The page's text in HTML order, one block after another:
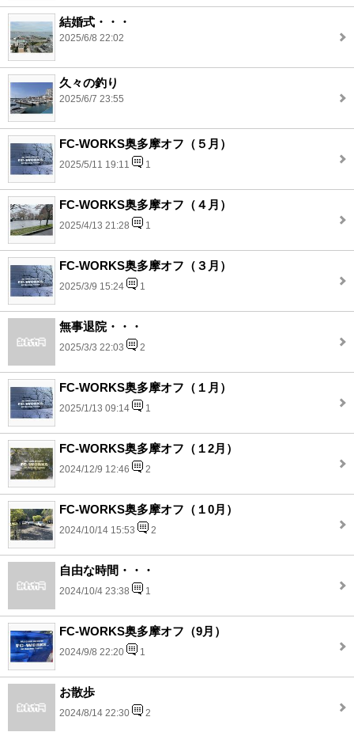
結婚式・・・
2025/6/8 22:02
久々の釣り
2025/6/7 23:55
FC-WORKS奥多摩オフ（５月）
2025/5/11 19:11 1
FC-WORKS奥多摩オフ（４月）
2025/4/13 21:28 1
FC-WORKS奥多摩オフ（３月）
2025/3/9 15:24 1
無事退院・・・
2025/3/3 22:03 2
FC-WORKS奥多摩オフ（１月）
2025/1/13 09:14 1
FC-WORKS奥多摩オフ（１2月）
2024/12/9 12:46 2
FC-WORKS奥多摩オフ（１0月）
2024/10/14 15:53 2
自由な時間・・・
2024/10/4 23:38 1
FC-WORKS奥多摩オフ（9月）
2024/9/8 22:20 1
お散歩
2024/8/14 22:30 2